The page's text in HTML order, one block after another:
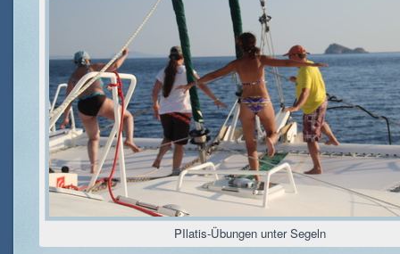
PIlatis-Übungen unter Segeln